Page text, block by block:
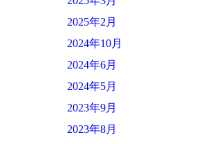
2025年2月
2024年10月
2024年6月
2024年5月
2023年9月
2023年8月